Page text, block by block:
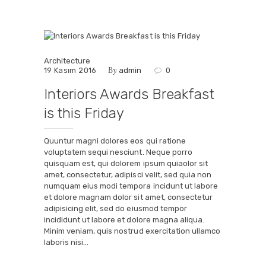
Architecture
19 Kasım 2016
By admin 0
Interiors Awards Breakfast
is this Friday
Quuntur magni dolores eos qui ratione
voluptatem sequi nesciunt. Neque porro
quisquam est, qui dolorem ipsum quiaolor sit
amet, consectetur, adipisci velit, sed quia non
numquam eius modi tempora incidunt ut labore
et dolore magnam dolor sit amet, consectetur
adipisicing elit, sed do eiusmod tempor
incididunt ut labore et dolore magna aliqua.
Minim veniam, quis nostrud exercitation ullamco
laboris nisi…